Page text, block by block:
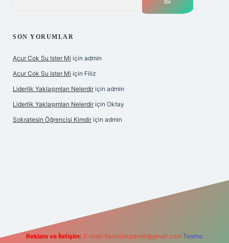
SON YORUMLAR
Acur Cok Su Ister Mi için admin
Acur Cok Su Ister Mi için Filiz
Liderlik Yaklaşımları Nelerdir için admin
Liderlik Yaklaşımları Nelerdir için Oktay
Sokratesin Öğrencisi Kimdir için admin
Reklam ve İletişim: E-mail: backlinkpaneli@gmail.com Teams: